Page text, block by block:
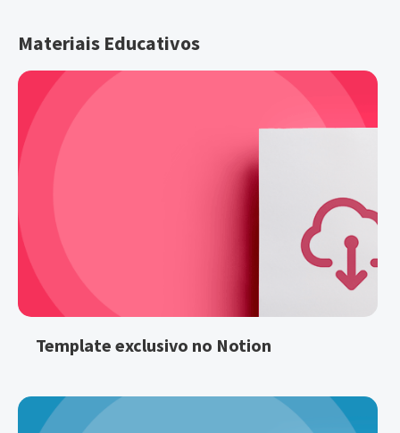
Materiais Educativos
Template exclusivo no Notion